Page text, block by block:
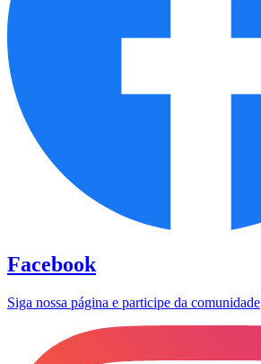
Facebook
Siga nossa página e participe da comunidade